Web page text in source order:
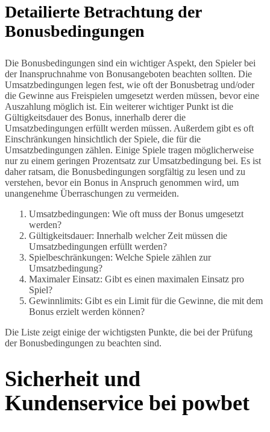
Detailierte Betrachtung der
Bonusbedingungen
Die Bonusbedingungen sind ein wichtiger Aspekt, den Spieler bei
der Inanspruchnahme von Bonusangeboten beachten sollten. Die
Umsatzbedingungen legen fest, wie oft der Bonusbetrag und/oder
die Gewinne aus Freispielen umgesetzt werden müssen, bevor eine
Auszahlung möglich ist. Ein weiterer wichtiger Punkt ist die
Gültigkeitsdauer des Bonus, innerhalb derer die
Umsatzbedingungen erfüllt werden müssen. Außerdem gibt es oft
Einschränkungen hinsichtlich der Spiele, die für die
Umsatzbedingungen zählen. Einige Spiele tragen möglicherweise
nur zu einem geringen Prozentsatz zur Umsatzbedingung bei. Es ist
daher ratsam, die Bonusbedingungen sorgfältig zu lesen und zu
verstehen, bevor ein Bonus in Anspruch genommen wird, um
unangenehme Überraschungen zu vermeiden.
Umsatzbedingungen: Wie oft muss der Bonus umgesetzt
werden?
Gültigkeitsdauer: Innerhalb welcher Zeit müssen die
Umsatzbedingungen erfüllt werden?
Spielbeschränkungen: Welche Spiele zählen zur
Umsatzbedingung?
Maximaler Einsatz: Gibt es einen maximalen Einsatz pro
Spiel?
Gewinnlimits: Gibt es ein Limit für die Gewinne, die mit dem
Bonus erzielt werden können?
Die Liste zeigt einige der wichtigsten Punkte, die bei der Prüfung
der Bonusbedingungen zu beachten sind.
Sicherheit und
Kundenservice bei powbet